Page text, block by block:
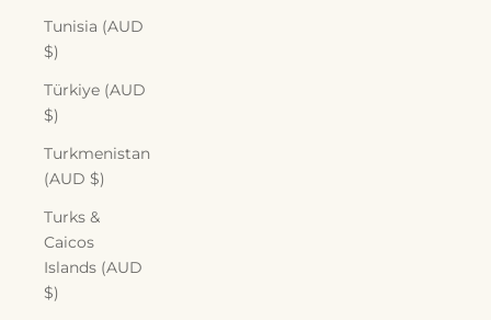
Tunisia (AUD
$)
Türkiye (AUD
$)
Turkmenistan
(AUD $)
Turks &
Caicos
Islands (AUD
$)